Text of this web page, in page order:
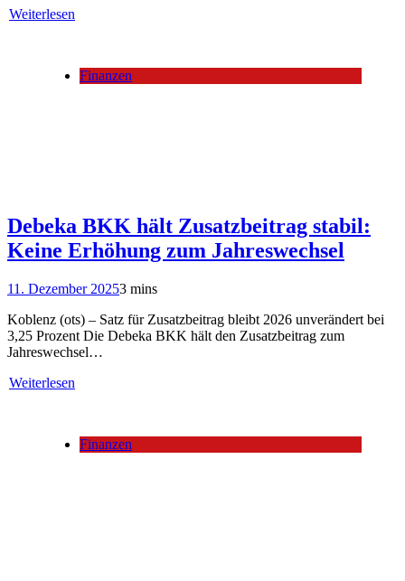
Weiterlesen
Finanzen
Debeka BKK hält Zusatzbeitrag stabil:
Keine Erhöhung zum Jahreswechsel
11. Dezember 20253 mins
Koblenz (ots) – Satz für Zusatzbeitrag bleibt 2026 unverändert bei
3,25 Prozent Die Debeka BKK hält den Zusatzbeitrag zum
Jahreswechsel…
Weiterlesen
Finanzen